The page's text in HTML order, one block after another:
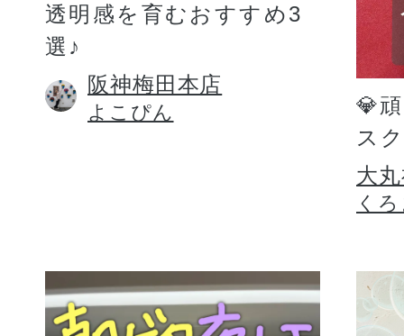
透明感を育むおすすめ3
選♪
阪神梅田本店
よこぴん
💎
ス
大
く